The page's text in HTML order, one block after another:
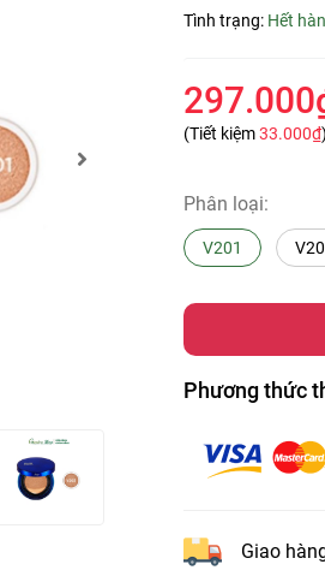
Tình trạng: Hết
(Tiết kiệm33.000₫)
Phân loại:
V201
Phương thức
Giao